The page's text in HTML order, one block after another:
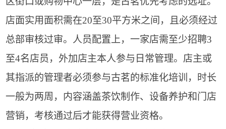
店面实用面积需在20至30平方米之间，且必须经过
总部审核过审。人员配置上，一家店需至少招聘3
至4名店员，外加店主本人参与日常管理。店主或
其指派的管理者必须参与古茗的标准化培训，时长
一般为两周，内容涵盖茶饮制作、设备养护和门店
营销，考核通过后才能获得营业资格。